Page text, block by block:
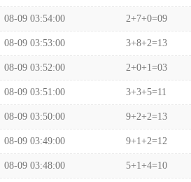
08-09 03:54:00 2+7+0=09
08-09 03:53:00 3+8+2=13
08-09 03:52:00 2+0+1=03
08-09 03:51:00 3+3+5=11
08-09 03:50:00 9+2+2=13
08-09 03:49:00 9+1+2=12
08-09 03:48:00 5+1+4=10